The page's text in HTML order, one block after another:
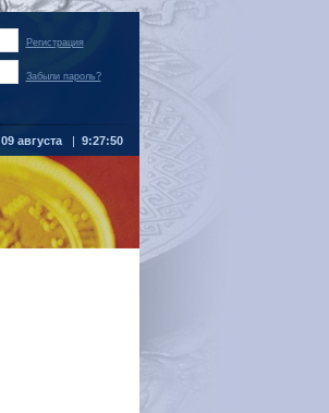
Регистрация
Забыли пароль?
09 августа | 9:27:50